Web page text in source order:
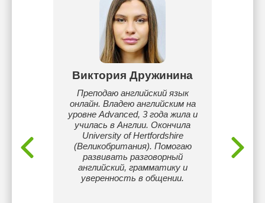
Виктория Дружинина
Преподаю английский язык
онлайн. Владею английским на
уровне Advanced, 3 года жила и
училась в Англии. Окончила
University of Hertfordshire
(Великобритания). Помогаю
развивать разговорный
английский, грамматику и
уверенность в общении.
РФМШ
и